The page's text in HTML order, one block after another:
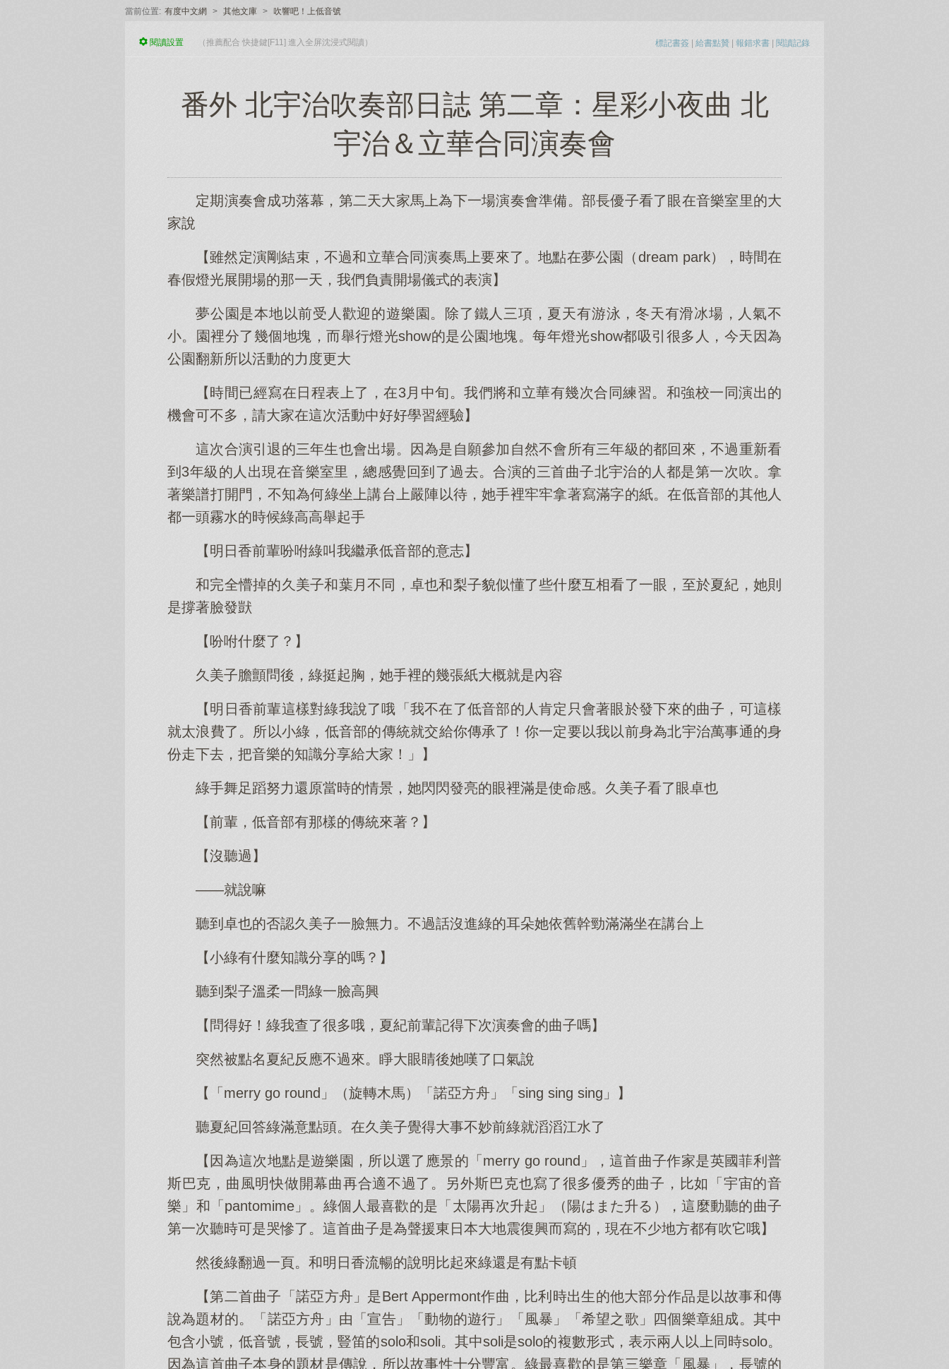
當前位置: 有度中文網 > 其他文庫 > 吹響吧！上低音號
標記書簽 | 給書點贊 | 報錯求書 | 閱讀記錄
閱讀設置 （推薦配合 快捷鍵[F11] 進入全屏沈浸式閱讀）
番外 北宇治吹奏部日誌 第二章：星彩小夜曲 北
宇治＆立華合同演奏會
定期演奏會成功落幕，第二天大家馬上為下一場演奏會準備。部長優子看了眼在音樂室里的大
家說
【雖然定演剛結束，不過和立華合同演奏馬上要來了。地點在夢公園（dream park），時間在
春假燈光展開場的那一天，我們負責開場儀式的表演】
夢公園是本地以前受人歡迎的遊樂園。除了鐵人三項，夏天有游泳，冬天有滑冰場，人氣不
小。園裡分了幾個地塊，而舉行燈光show的是公園地塊。每年燈光show都吸引很多人，今天因為
公園翻新所以活動的力度更大
【時間已經寫在日程表上了，在3月中旬。我們將和立華有幾次合同練習。和強校一同演出的
機會可不多，請大家在這次活動中好好學習經驗】
這次合演引退的三年生也會出場。因為是自願參加自然不會所有三年級的都回來，不過重新看
到3年級的人出現在音樂室里，總感覺回到了過去。合演的三首曲子北宇治的人都是第一次吹。拿
著樂譜打開門，不知為何綠坐上講台上嚴陣以待，她手裡牢牢拿著寫滿字的紙。在低音部的其他人
都一頭霧水的時候綠高高舉起手
【明日香前輩吩咐綠叫我繼承低音部的意志】
和完全懵掉的久美子和葉月不同，卓也和梨子貌似懂了些什麼互相看了一眼，至於夏紀，她則
是撐著臉發獃
【吩咐什麼了？】
久美子膽顫問後，綠挺起胸，她手裡的幾張紙大概就是內容
【明日香前輩這樣對綠我說了哦「我不在了低音部的人肯定只會著眼於發下來的曲子，可這樣
就太浪費了。所以小綠，低音部的傳統就交給你傳承了！你一定要以我以前身為北宇治萬事通的身
份走下去，把音樂的知識分享給大家！」】
綠手舞足蹈努力還原當時的情景，她閃閃發亮的眼裡滿是使命感。久美子看了眼卓也
【前輩，低音部有那樣的傳統來著？】
【沒聽過】
——就說嘛
聽到卓也的否認久美子一臉無力。不過話沒進綠的耳朵她依舊幹勁滿滿坐在講台上
【小綠有什麼知識分享的嗎？】
聽到梨子溫柔一問綠一臉高興
【問得好！綠我查了很多哦，夏紀前輩記得下次演奏會的曲子嗎】
突然被點名夏紀反應不過來。睜大眼睛後她嘆了口氣說
【「merry go round」（旋轉木馬）「諾亞方舟」「sing sing sing」】
聽夏紀回答綠滿意點頭。在久美子覺得大事不妙前綠就滔滔江水了
【因為這次地點是遊樂園，所以選了應景的「merry go round」，這首曲子作家是英國菲利普
斯巴克，曲風明快做開幕曲再合適不過了。另外斯巴克也寫了很多優秀的曲子，比如「宇宙的音
樂」和「pantomime」。綠個人最喜歡的是「太陽再次升起」（陽はまた升る），這麼動聽的曲子
第一次聽時可是哭慘了。這首曲子是為聲援東日本大地震復興而寫的，現在不少地方都有吹它哦】
然後綠翻過一頁。和明日香流暢的說明比起來綠還是有點卡頓
【第二首曲子「諾亞方舟」是Bert Appermont作曲，比利時出生的他大部分作品是以故事和傳
說為題材的。「諾亞方舟」由「宣告」「動物的遊行」「風暴」「希望之歌」四個樂章組成。其中
包含小號，低音號，長號，豎笛的solo和soli。其中soli是solo的複數形式，表示兩人以上同時solo。
因為這首曲子本身的題材是傳說，所以故事性十分豐富。綠最喜歡的是第三樂章「風暴」，長號的